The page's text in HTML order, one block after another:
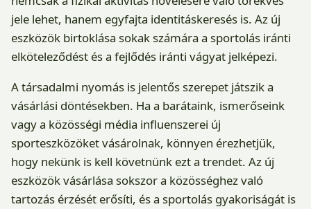
jele lehet, hanem egyfajta identitáskeresés is. Az új
eszközök birtoklása sokak számára a sportolás iránti
elköteleződést és a fejlődés iránti vágyat jelképezi.
A társadalmi nyomás is jelentős szerepet játszik a
vásárlási döntésekben. Ha a barátaink, ismerőseink
vagy a közösségi média influenszerei új
sporteszközöket vásárolnak, könnyen érezhetjük,
hogy nekünk is kell követnünk ezt a trendet. Az új
eszközök vásárlása sokszor a közösséghez való
tartozás érzését erősíti, és a sportolás gyakoriságát is